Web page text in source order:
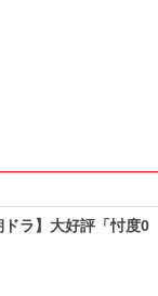
ドラ】大好評「忖度0